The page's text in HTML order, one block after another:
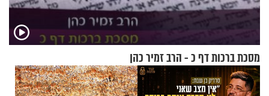
מסכת ברכות דף כ - הרב זמיר כהן